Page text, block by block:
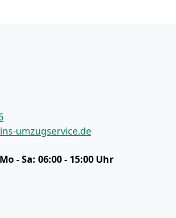
umzugservice.de
Mo - Sa: 06:00 - 15:00 Uhr